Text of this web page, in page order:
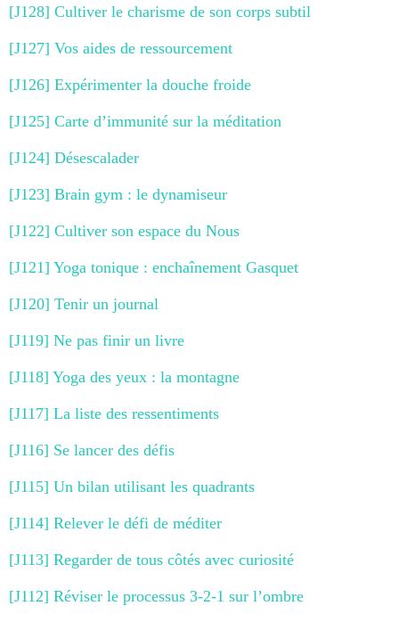
[J128] Cultiver le charisme de son corps subtil
[J127] Vos aides de ressourcement
[J126] Expérimenter la douche froide
[J125] Carte d’immunité sur la méditation
[J124] Désescalader
[J123] Brain gym : le dynamiseur
[J122] Cultiver son espace du Nous
[J121] Yoga tonique : enchaînement Gasquet
[J120] Tenir un journal
[J119] Ne pas finir un livre
[J118] Yoga des yeux : la montagne
[J117] La liste des ressentiments
[J116] Se lancer des défis
[J115] Un bilan utilisant les quadrants
[J114] Relever le défi de méditer
[J113] Regarder de tous côtés avec curiosité
[J112] Réviser le processus 3-2-1 sur l’ombre